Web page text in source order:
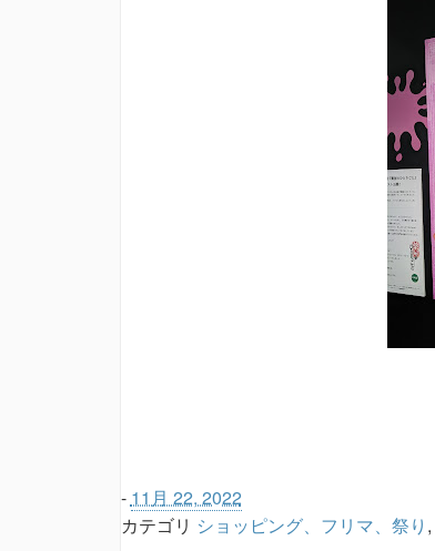
- 11月 22, 2022
カテゴリ ショッピング、フリマ、祭り ,